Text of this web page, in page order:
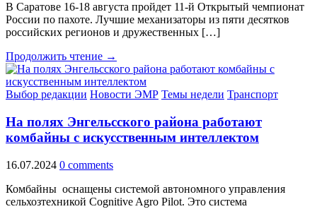
В Саратове 16-18 августа пройдет 11-й Открытый чемпионат
России по пахоте. Лучшие механизаторы из пяти десятков
российских регионов и дружественных […]
Продолжить чтение →
Выбор редакции Новости ЭМР Темы недели Транспорт
На полях Энгельсского района работают
комбайны с искусственным интеллектом
16.07.2024 0 comments
Комбайны оснащены системой автономного управления
сельхозтехникой Cognitive Agro Pilot. Это система